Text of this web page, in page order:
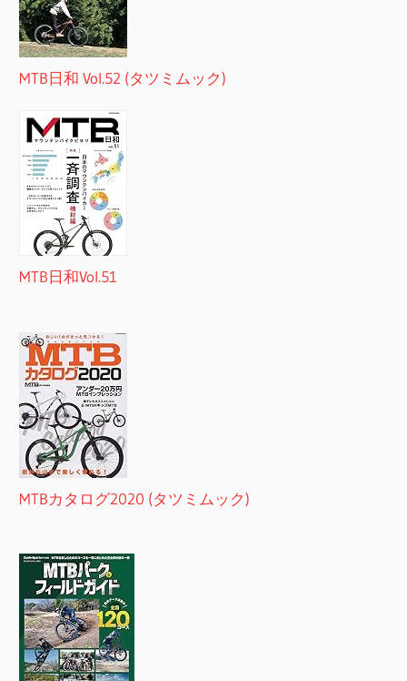
MTB日和 Vol.52 (タツミムック)
MTB日和Vol.51
MTBカタログ2020 (タツミムック)